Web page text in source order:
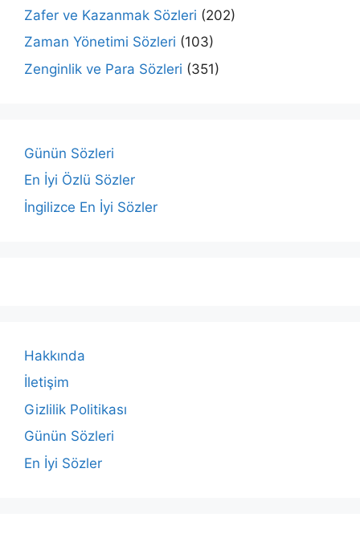
Zafer ve Kazanmak Sözleri (202)
Zaman Yönetimi Sözleri (103)
Zenginlik ve Para Sözleri (351)
Günün Sözleri
En İyi Özlü Sözler
İngilizce En İyi Sözler
Hakkında
İletişim
Gizlilik Politikası
Günün Sözleri
En İyi Sözler